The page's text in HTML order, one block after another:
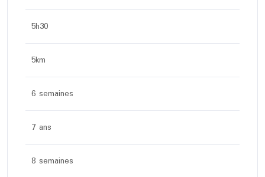
5h30
5km
6 semaines
7 ans
8 semaines